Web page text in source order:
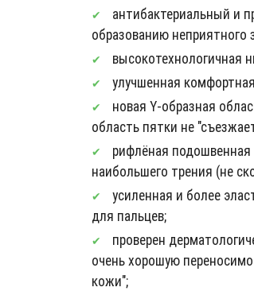
антибактериальный и
образованию неприятного
высокотехнологичная
улучшенная
новая Y-образная
область пятки не
рифлёная
наибольшего трения (не
усиленная и более
для пальцев;
проверен
очень хорошую
кожи";